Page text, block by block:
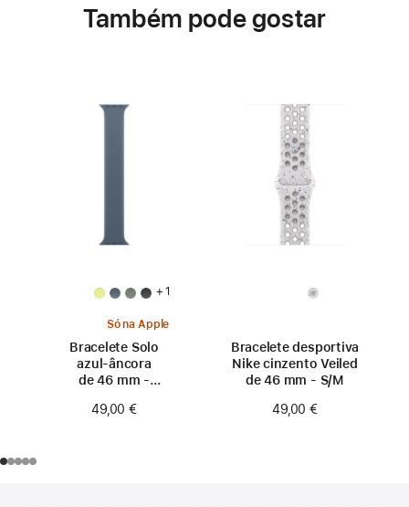
Também pode gostar
+ 1
Só na Apple
Bracelete Solo
azul‑âncora
de 46 mm -
49,00 €
Bracelete desportiva
Nike cinzento Veiled
de 46 mm - S/M
49,00 €